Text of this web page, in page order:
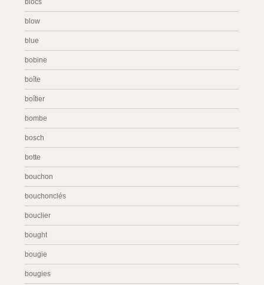
blocs
blow
blue
bobine
boîte
boîtier
bombe
bosch
botte
bouchon
bouchonclés
bouclier
bought
bougie
bougies